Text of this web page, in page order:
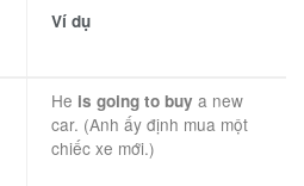
Ví dụ
He is going to buy a new
car. (Anh ấy định mua một
chiếc xe mới.)